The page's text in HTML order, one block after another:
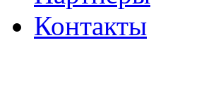
Контакты